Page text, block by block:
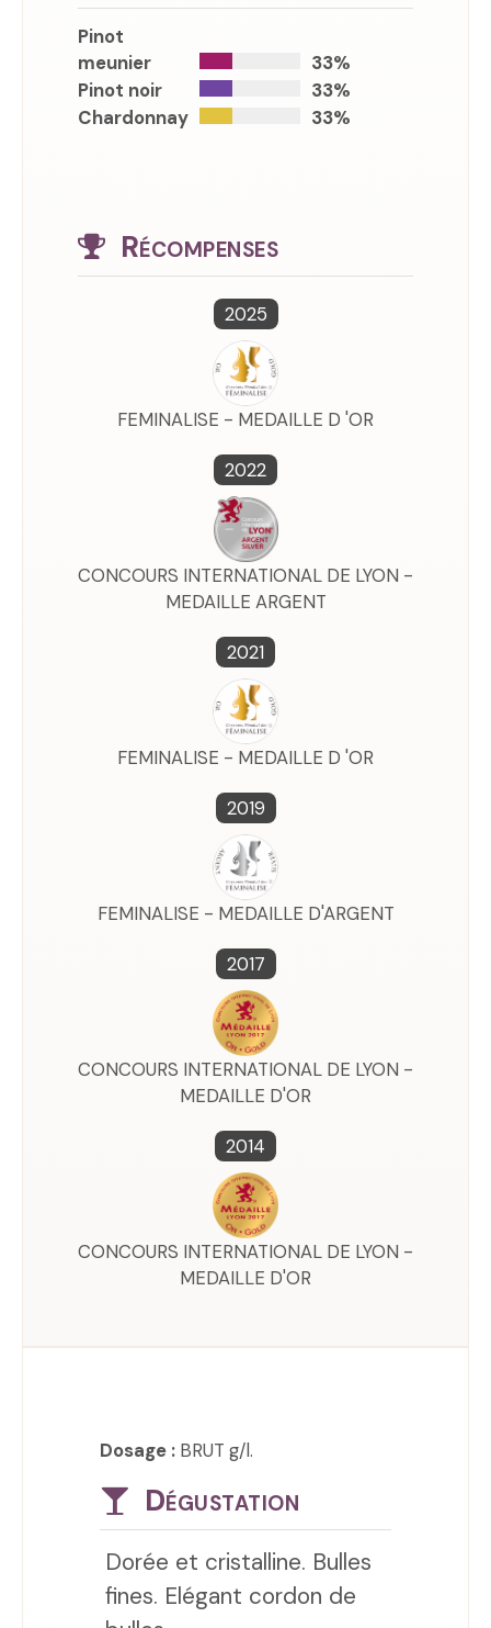
Pinot
meunier
33%
Pinot noir
33%
Chardonnay
33%
Récompenses
2025
FEMINALISE - MEDAILLE D 'OR
2022
CONCOURS INTERNATIONAL DE LYON -
MEDAILLE ARGENT
2021
FEMINALISE - MEDAILLE D 'OR
2019
FEMINALISE - MEDAILLE D'ARGENT
2017
CONCOURS INTERNATIONAL DE LYON -
MEDAILLE D'OR
2014
CONCOURS INTERNATIONAL DE LYON -
MEDAILLE D'OR
Dosage : BRUT g/l.
Dégustation
Dorée et cristalline. Bulles
fines. Elégant cordon de